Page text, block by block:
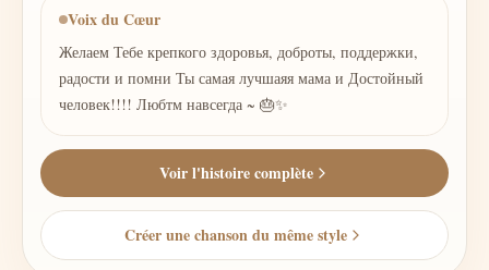
Voix du Cœur
Желаем Тебе крепкого здоровья, доброты, поддержки,
радости и помни Ты самая лучшаяя мама и Достойный
человек!!!! Любтм навсегда ~ 🎂✨
Voir l'histoire complète
Créer une chanson du même style